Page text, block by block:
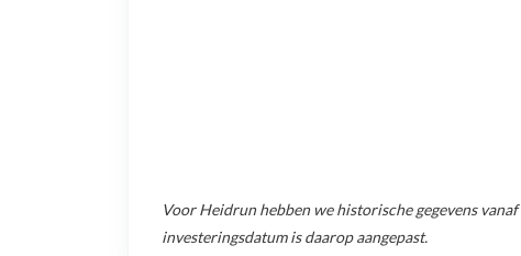
VoorHeidrunhebben we historische gegevens vanaf
investeringsdatum is daarop aangepast.